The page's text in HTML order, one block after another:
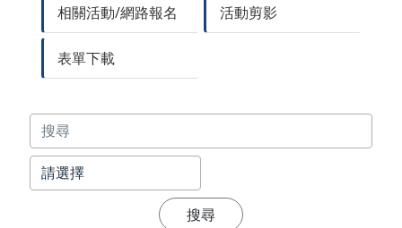
相關活動/網路報名 活動剪影
表單下載